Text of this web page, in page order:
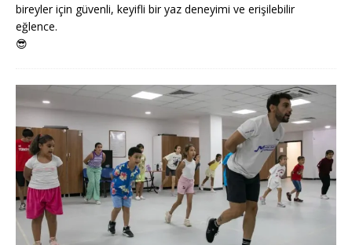
bireyler için güvenli, keyifli bir yaz deneyimi ve erişilebilir
eğlence.
😎